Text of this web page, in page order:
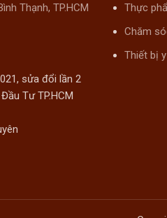
Thạnh, TP.HCM
sửa đổi lần 2
Tư TP.HCM
Thực
Chăm
Thiết bị